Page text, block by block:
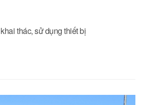
thác, sử dụng thiết bị